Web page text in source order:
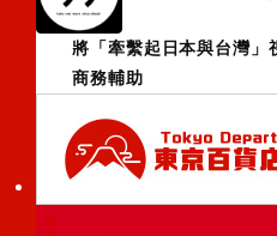
將「牽繫起日本與台灣」
商務輔助